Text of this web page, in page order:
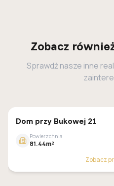
Zobacz
Sprawdź nasze inne
GALERIA DOMÓW
Dom przy Bukowej 21
Powierzchnia
81.44m²
Zobacz